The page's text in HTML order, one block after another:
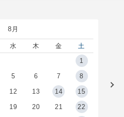
8月
水 木 金
土
1
5 6 7 8
12 13 14 15
19 20 21 22